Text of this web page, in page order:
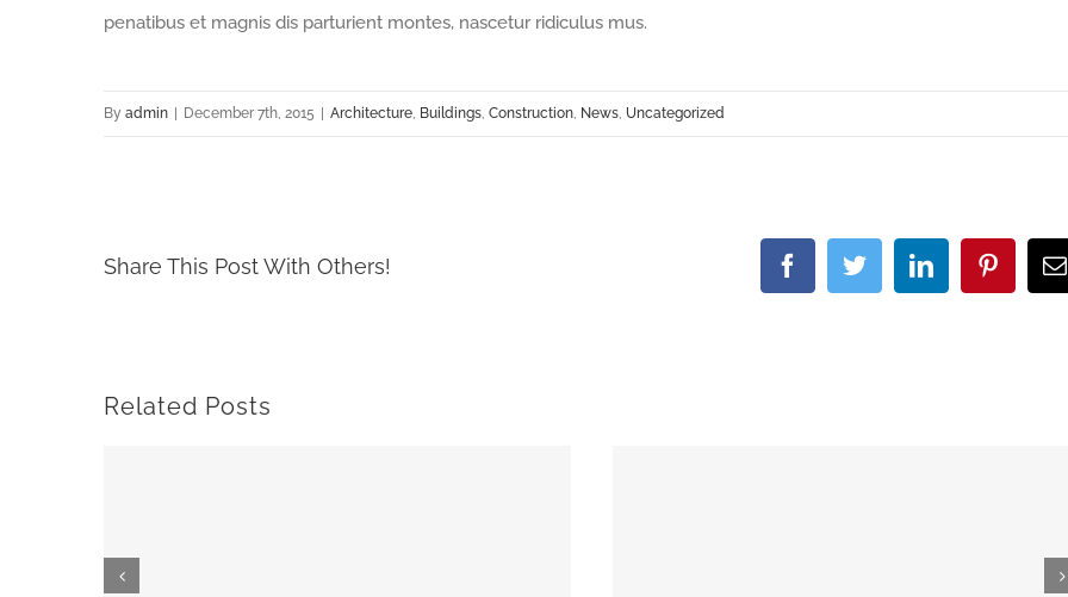
penatibus et magnis dis parturient montes, nascetur ridiculus mus.
By admin December 7th, 2015 Architecture, Buildings, Construction, News, Uncategorized
Share This Post With Others! FacebookTwitterLinkedIn
Related Posts